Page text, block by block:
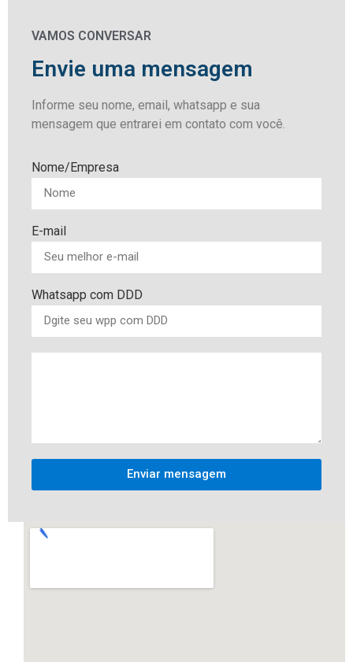
VAMOS CONVERSAR
Envie uma mensagem
Informe seu nome, email, whatsapp e sua
mensagem que entrarei em contato com você.
Nome/Empresa
E-mail
Whatsapp com DDD
Enviar mensagem